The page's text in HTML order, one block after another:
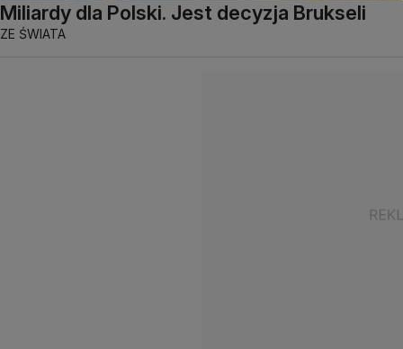
Miliardy dla Polski. Jest decyzja Brukseli
ZE ŚWIATA